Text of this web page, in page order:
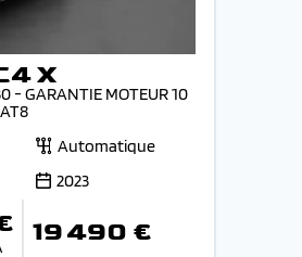
X
- GARANTIE MOTEUR 10
Automatique
2023
19 490 €